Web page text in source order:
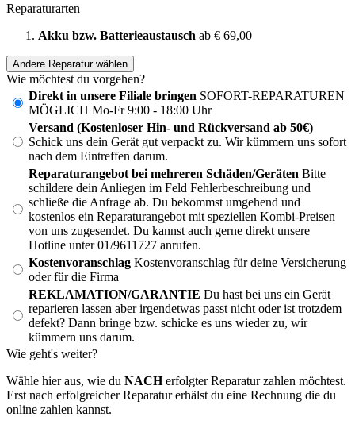
Reparaturarten
Akku bzw. Batterieaustausch ab € 69,00
Andere Reparatur wählen
Wie möchtest du vorgehen?
Direkt in unsere Filiale bringen SOFORT-REPARATUREN
MÖGLICH Mo-Fr 9:00 - 18:00 Uhr
Versand (Kostenloser Hin- und Rückversand ab 50€)
Schick uns dein Gerät gut verpackt zu. Wir kümmern uns sofort
nach dem Eintreffen darum.
Reparaturangebot bei mehreren Schäden/Geräten Bitte
schildere dein Anliegen im Feld Fehlerbeschreibung und
schließe die Anfrage ab. Du bekommst umgehend und
kostenlos ein Reparaturangebot mit speziellen Kombi-Preisen
von uns zugesendet. Du kannst auch gerne direkt unsere
Hotline unter 01/9611727 anrufen.
Kostenvoranschlag Kostenvoranschlag für deine Versicherung
oder für die Firma
REKLAMATION/GARANTIE Du hast bei uns ein Gerät
reparieren lassen aber irgendetwas passt nicht oder ist trotzdem
defekt? Dann bringe bzw. schicke es uns wieder zu, wir
kümmern uns darum.
Wie geht's weiter?
Wähle hier aus, wie du NACHerfolgter Reparatur zahlen möchtest.
Erst nach erfolgreicher Reparatur erhälst du eine Rechnung die du
online zahlen kannst.